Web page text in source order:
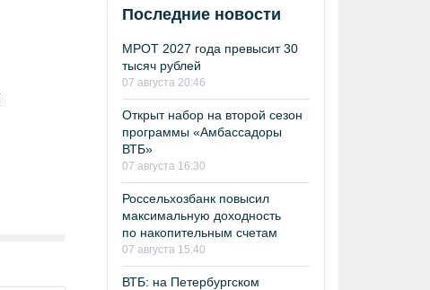
Последние новости
МРОТ 2027 года превысит 30
тысяч рублей
07 августа 20:46
Открыт набор на второй сезон
программы «Амбассадоры
ВТБ»
07 августа 16:30
Россельхозбанк повысил
максимальную доходность
по накопительным счетам
07 августа 15:40
ВТБ: на Петербургском